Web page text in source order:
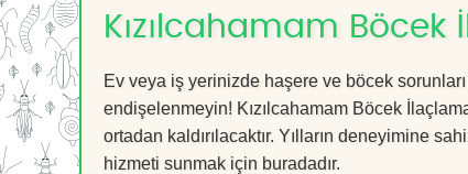
Kızılcahamam
Ev veya iş yerinizde haşere ve böcek
endişelenmeyin! Kızılcahamam Böcek
ortadan kaldırılacaktır. Yılların deneyimine
hizmeti sunmak için buradadır.